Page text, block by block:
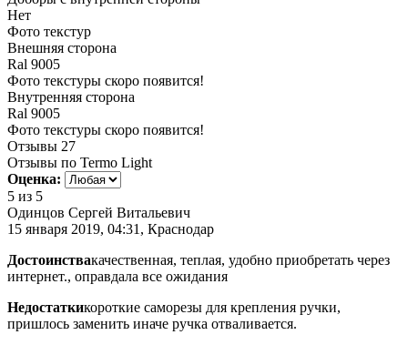
Нет
Фото текстур
Внешняя сторона
Ral 9005
Фото текстуры скоро появится!
Внутренняя сторона
Ral 9005
Фото текстуры скоро появится!
Отзывы 27
Отзывы по Termo Light
Оценка:
5 из 5
Одинцов Сергей Витальевич
15 января 2019, 04:31, Краснодар
Достоинствакачественная, теплая, удобно приобретать через
интернет., оправдала все ожидания
Недостаткикороткие саморезы для крепления ручки,
пришлось заменить иначе ручка отваливается.